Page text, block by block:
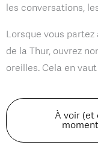
les conversations,
Lorsque vous
de la Thur, ouvrez
oreilles. Cela en
À voir (et